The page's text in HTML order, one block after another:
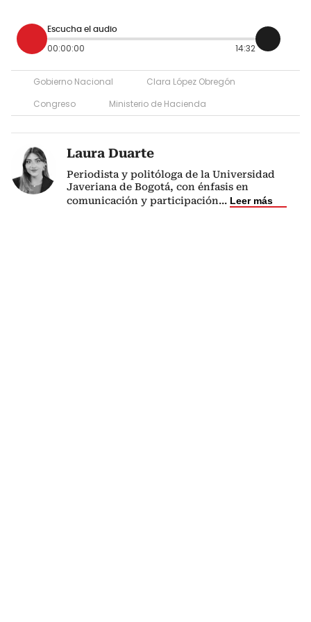
Escucha el audio
00:00:00 14:32
Gobierno Nacional
Clara López Obregón
Congreso
Ministerio de Hacienda
Laura Duarte
Periodista y politóloga de la Universidad
Javeriana de Bogotá, con énfasis en
comunicación y participación... Leer más